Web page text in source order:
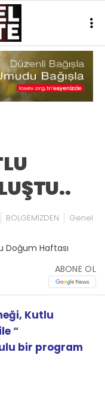
BÖLGEMİZDEN Genel
ABONE OL
Kutlu
“
bir program